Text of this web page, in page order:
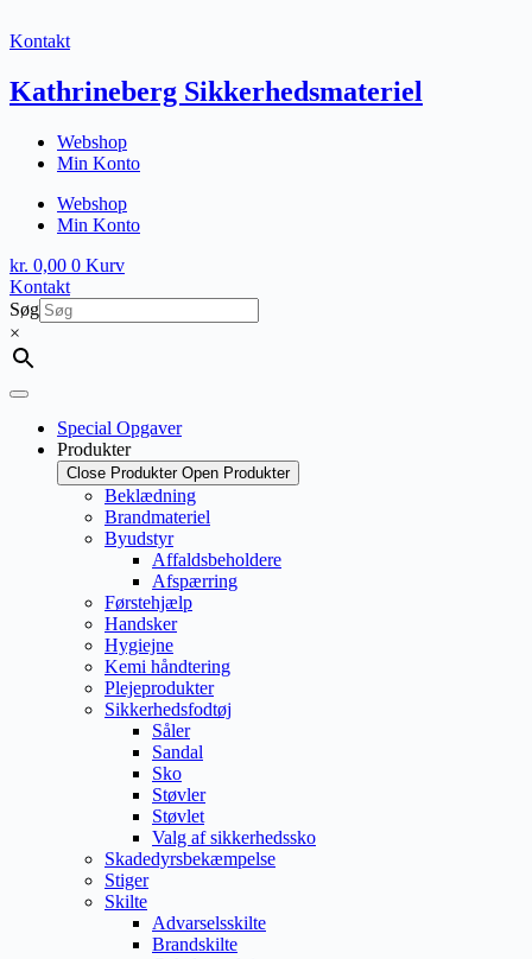
til
Kontakt
Kathrineberg Sikkerhedsmateriel
Webshop
Min Konto
Webshop
Min Konto
kr. 0,00 0 Kurv
Kontakt
Søg
×
Special Opgaver
Produkter
Close Produkter Open Produkter
Beklædning
Brandmateriel
Byudstyr
Affaldsbeholdere
Afspærring
Førstehjælp
Handsker
Hygiejne
Kemi håndtering
Plejeprodukter
Sikkerhedsfodtøj
Såler
Sandal
Sko
Støvler
Støvlet
Valg af sikkerhedssko
Skadedyrsbekæmpelse
Stiger
Skilte
Advarselsskilte
Brandskilte